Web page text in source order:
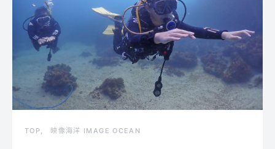
TOP 映像海洋 IMAGE OCEAN